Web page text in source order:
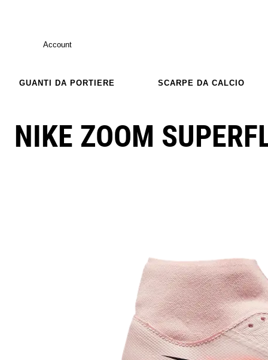
Account
GUANTI DA PORTIERE SCARPE DA CALCIO
NIKE ZOOM